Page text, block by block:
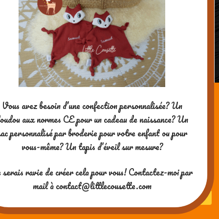
DIY: comment réaliser un panier à petits
sablés de Noël en moins de 2 minutes à
partir d’une assiette en carton?
Powered by WordPress | theme
Vous avez besoin d’une confection personnalisée? Un
aux normes CE pour un cadeau de naissance? Un
personnalisé par broderie pour votre enfant ou pour
vous-même? Un tapis d’éveil sur mesure?
ravie de créer cela pour vous! Contactez-moi par
mail à contact@littlecousette.com
Merci pour votre visite ! Si vous
aimez mes contenus, vous
pouvez me soutenir en me